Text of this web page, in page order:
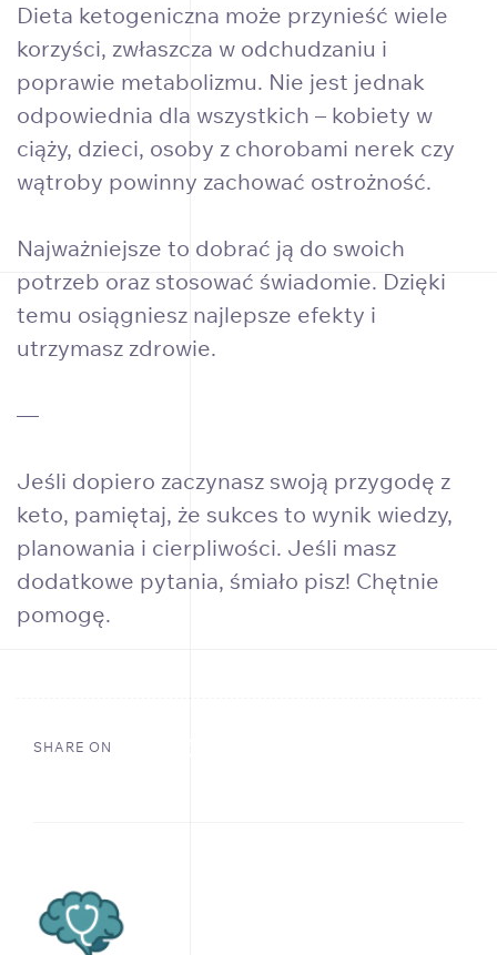
Dieta ketogeniczna może przynieść wiele
korzyści, zwłaszcza w odchudzaniu i
poprawie metabolizmu. Nie jest jednak
odpowiednia dla wszystkich – kobiety w
ciąży, dzieci, osoby z chorobami nerek czy
wątroby powinny zachować ostrożność.
Najważniejsze to dobrać ją do swoich
potrzeb oraz stosować świadomie. Dzięki
temu osiągniesz najlepsze efekty i
utrzymasz zdrowie.
—
Jeśli dopiero zaczynasz swoją przygodę z
keto, pamiętaj, że sukces to wynik wiedzy,
planowania i cierpliwości. Jeśli masz
dodatkowe pytania, śmiało pisz! Chętnie
pomogę.
SHARE ON